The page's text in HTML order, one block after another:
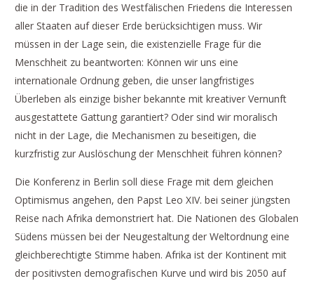
die in der Tradition des Westfälischen Friedens die Interessen
aller Staaten auf dieser Erde berücksichtigen muss. Wir
müssen in der Lage sein, die existenzielle Frage für die
Menschheit zu beantworten: Können wir uns eine
internationale Ordnung geben, die unser langfristiges
Überleben als einzige bisher bekannte mit kreativer Vernunft
ausgestattete Gattung garantiert? Oder sind wir moralisch
nicht in der Lage, die Mechanismen zu beseitigen, die
kurzfristig zur Auslöschung der Menschheit führen können?
Die Konferenz in Berlin soll diese Frage mit dem gleichen
Optimismus angehen, den Papst Leo XIV. bei seiner jüngsten
Reise nach Afrika demonstriert hat. Die Nationen des Globalen
Südens müssen bei der Neugestaltung der Weltordnung eine
gleichberechtigte Stimme haben. Afrika ist der Kontinent mit
der positivsten demografischen Kurve und wird bis 2050 auf